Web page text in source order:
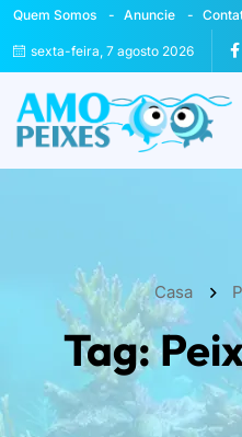
Quem Somos Anuncie
sexta-feira, 7 agosto 2026
Casa
Tag: